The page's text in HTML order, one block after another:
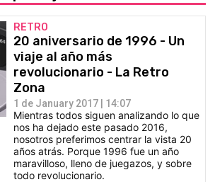
RETRO
20 aniversario de 1996 - Un
viaje al año más
revolucionario - La Retro
Zona
1 de January 2017 | 14:07
Mientras todos siguen analizando lo que
nos ha dejado este pasado 2016,
nosotros preferimos centrar la vista 20
años atrás. Porque 1996 fue un año
maravilloso, lleno de juegazos, y sobre
todo revolucionario.